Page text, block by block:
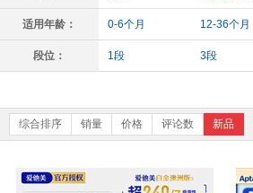
适用年龄： 0-6个月 12-36个月
段位： 1段 3段
综合排序 销量 价格 评论数 新品